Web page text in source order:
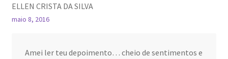
ELLEN CRISTA DA SILVA
maio 8, 2016
Amei ler teu depoimento… cheio de sentimentos e